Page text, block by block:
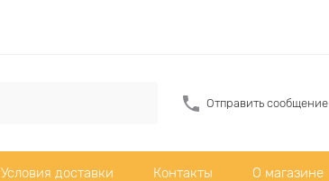
Отправить сообщение
Условия доставки Контакты О магазине